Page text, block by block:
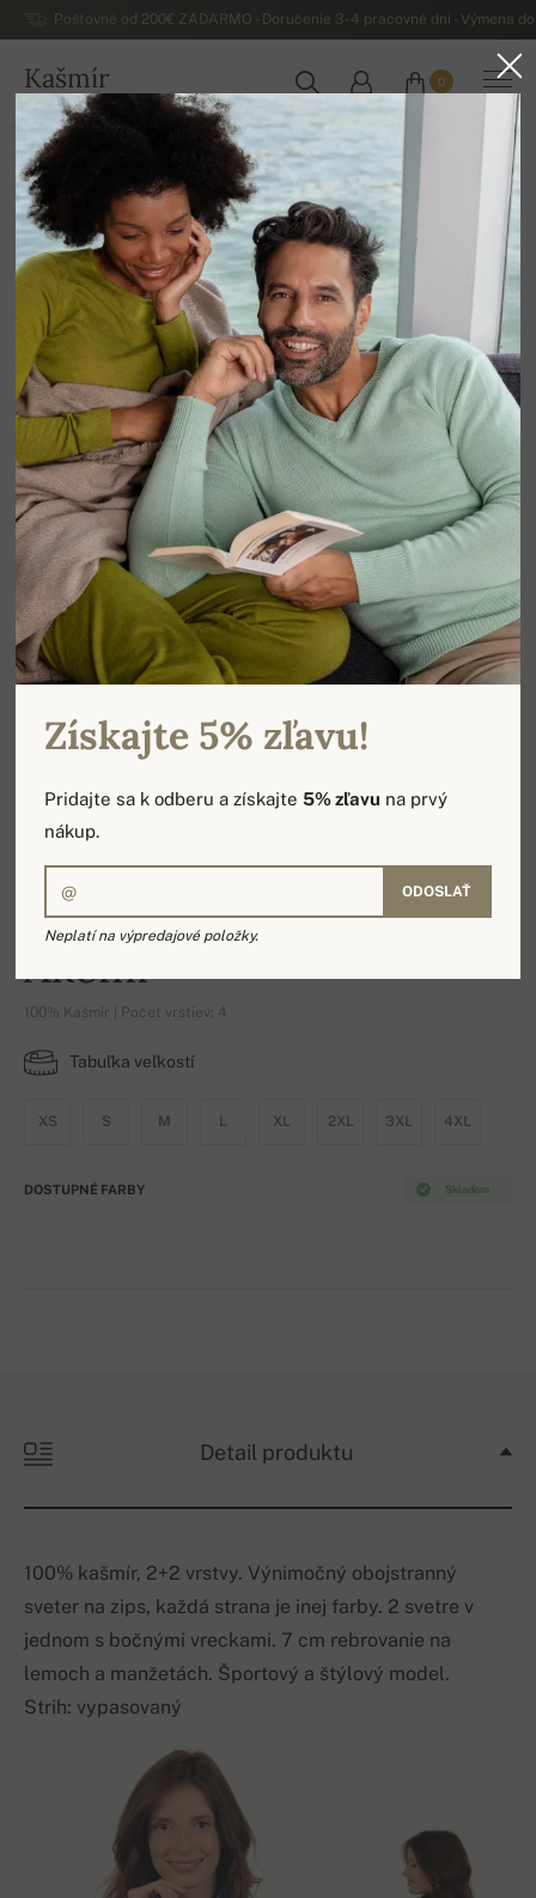
Poštovné od 200€ ZADARMO - Doručenie 3-4 pracovné dni - Výmena
Kašmír
SLOVENSKO
0
Domov
Luxusné dámske kašmírové svetre
Dámske kašmírové svetre na zips
Akemi
100% Kašmír | Počet vrstiev: 4
Tabuľka veľkostí
XS S M L XL 2XL 3XL 4XL
Skladom
DOSTUPNÉ FARBY
Detail produktu
100% kašmír, 2+2 vrstvy. Výnimočný obojstranný
sveter na zips, každá strana je inej farby. 2 svetre v
jednom s bočnými vreckami. 7 cm rebrovanie na
lemoch a manžetách. Športový a štýlový model.
Strih: vypasovaný
Získajte 5% zľavu!
Pridajte sa k odberu a získajte5% zľavu na prvý
nákup.
ODOSLAŤ
Neplatí na výpredajové položky.